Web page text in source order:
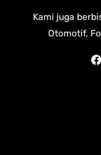
Kami juga
Otomotif,